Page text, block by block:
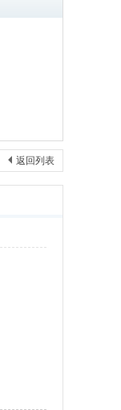
返回列表